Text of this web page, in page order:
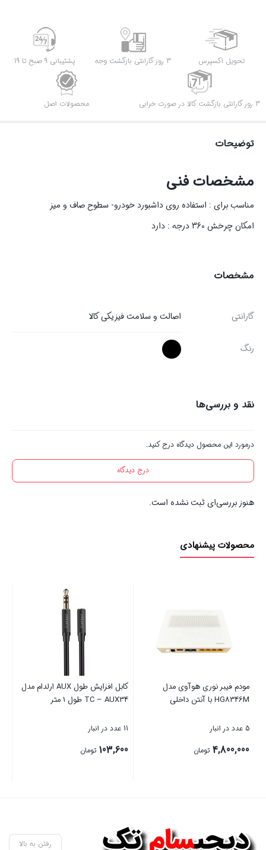
تحویل اکسپرس 3 روز گارانتی بازگشت وجه پشتیبانی 9 صبح تا 19
3 روز گارانتی بازگشت کالا در صورت خرابی محصولات اصل
توضیحات
مشخصات فنی
مناسب برای : استفاده روی داشبورد خودرو- سطوح صاف و میز
امکان چرخش 360 درجه : دارد
مشخصات
گارانتی اصالت و سلامت فیزیکی کالا
رنگ
نقد و بررسی‌ها
درمورد این محصول دیدگاه درج کنید.
درج دیدگاه
هنوز بررسی‌ای ثبت نشده است.
محصولات پیشنهادی
مودم فیبر نوری هوآوی مدل
HG8346M با آنتن داخلی
5 عدد در انبار
4,800,000 تومان
کابل افزایش طول AUX ارلدام مدل
TC – AUX34 طول 1 متر
11 عدد در انبار
103,600 تومان
رفتن به بالا